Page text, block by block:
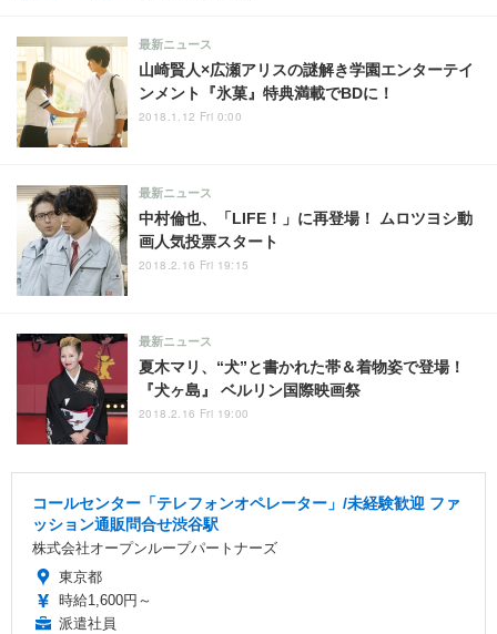
山崎賢人×広瀬アリスの謎解き学園エンターテイ
ンメント『氷菓』特典満載でBDに！
最新ニュース
2018.1.12 Fri 0:00
中村倫也、「LIFE！」に再登場！ ムロツヨシ動
画人気投票スタート
最新ニュース
2018.2.16 Fri 19:15
夏木マリ、“犬”と書かれた帯＆着物姿で登場！
『犬ヶ島』 ベルリン国際映画祭
最新ニュース
2018.2.16 Fri 19:00
コールセンター「テレフォンオペレーター」/未経験歓迎 ファ
ッション通販問合せ渋谷駅
株式会社オープンループパートナーズ
東京都
時給1,600円～
派遣社員